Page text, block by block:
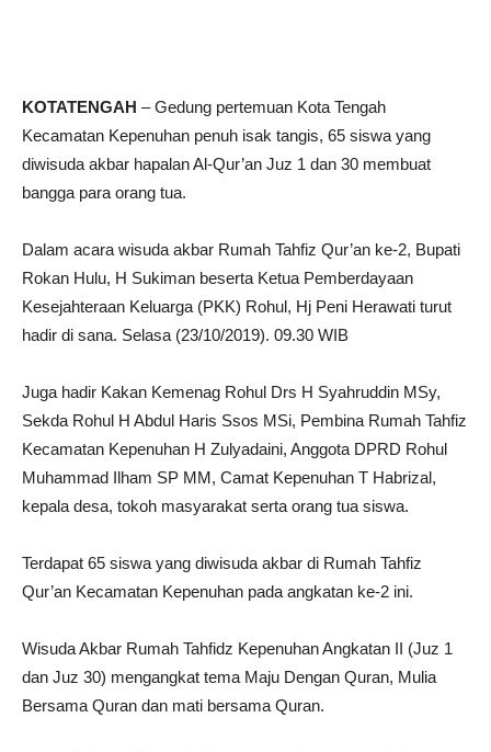
KOTATENGAH – Gedung pertemuan Kota Tengah
Kecamatan Kepenuhan penuh isak tangis, 65 siswa yang
diwisuda akbar hapalan Al-Qur’an Juz 1 dan 30 membuat
bangga para orang tua.
Dalam acara wisuda akbar Rumah Tahfiz Qur’an ke-2, Bupati
Rokan Hulu, H Sukiman beserta Ketua Pemberdayaan
Kesejahteraan Keluarga (PKK) Rohul, Hj Peni Herawati turut
hadir di sana. Selasa (23/10/2019). 09.30 WIB
Juga hadir Kakan Kemenag Rohul Drs H Syahruddin MSy,
Sekda Rohul H Abdul Haris Ssos MSi, Pembina Rumah Tahfiz
Kecamatan Kepenuhan H Zulyadaini, Anggota DPRD Rohul
Muhammad Ilham SP MM, Camat Kepenuhan T Habrizal,
kepala desa, tokoh masyarakat serta orang tua siswa.
Terdapat 65 siswa yang diwisuda akbar di Rumah Tahfiz
Qur’an Kecamatan Kepenuhan pada angkatan ke-2 ini.
Wisuda Akbar Rumah Tahfidz Kepenuhan Angkatan II (Juz 1
dan Juz 30) mengangkat tema Maju Dengan Quran, Mulia
Bersama Quran dan mati bersama Quran.